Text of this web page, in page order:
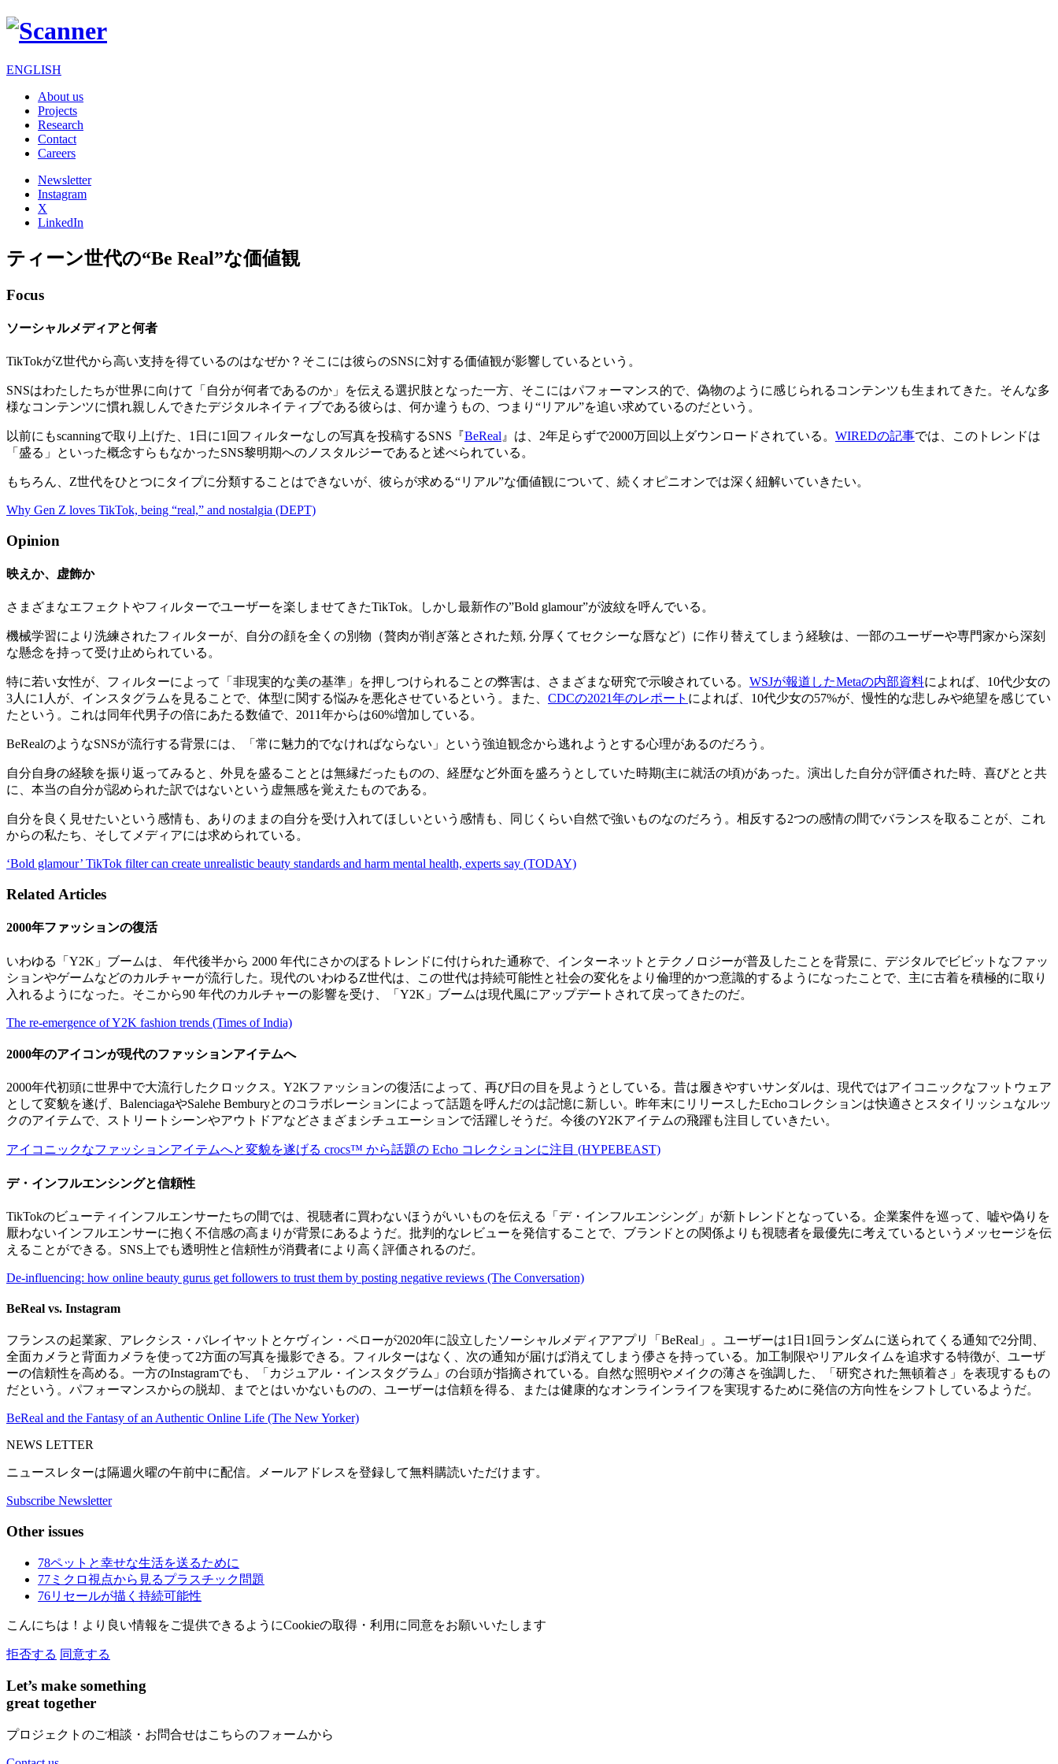
ENGLISH
About us
Projects
Research
Contact
Careers
Newsletter
Instagram
X
LinkedIn
ティーン世代の“Be Real”な価値観
Focus
ソーシャルメディアと何者
TikTokがZ世代から高い支持を得ているのはなぜか？そこには彼らのSNSに対する価値観が影響しているという。
SNSはわたしたちが世界に向けて「自分が何者であるのか」を伝える選択肢となった一方、そこにはパフォーマンス的で、偽物のように感じられるコンテンツも生まれてきた。そんな多
様なコンテンツに慣れ親しんできたデジタルネイティブである彼らは、何か違うもの、つまり“リアル”を追い求めているのだという。
以前にもscanningで取り上げた、1日に1回フィルターなしの写真を投稿するSNS『BeReal 』は、2年足らずで2000万回以上ダウンロードされている。 WIREDの記事では、このトレンドは
「盛る」といった概念すらもなかったSNS黎明期へのノスタルジーであると述べられている。
もちろん、Z世代をひとつにタイプに分類することはできないが、彼らが求める“リアル”な価値観について、続くオピニオンでは深く紐解いていきたい。
Why Gen Z loves TikTok, being “real,” and nostalgia (DEPT)
Opinion
映えか、虚飾か
さまざまなエフェクトやフィルターでユーザーを楽しませてきたTikTok。しかし最新作の”Bold glamour”が波紋を呼んでいる。
機械学習により洗練されたフィルターが、自分の顔を全くの別物（贅肉が削ぎ落とされた頬, 分厚くてセクシーな唇など）に作り替えてしまう経験は、一部のユーザーや専門家から深刻
な懸念を持って受け止められている。
特に若い女性が、フィルターによって「非現実的な美の基準」を押しつけられることの弊害は、さまざまな研究で示唆されている。 WSJが報道したMetaの内部資料によれば、10代少女の
3人に1人が、インスタグラムを見ることで、体型に関する悩みを悪化させているという。また、 CDCの2021年のレポート によれば、10代少女の57%が、慢性的な悲しみや絶望を感じてい
たという。これは同年代男子の倍にあたる数値で、2011年からは60%増加している。
BeRealのようなSNSが流行する背景には、「常に魅力的でなければならない」という強迫観念から逃れようとする心理があるのだろう。
自分自身の経験を振り返ってみると、外見を盛ることとは無縁だったものの、経歴など外面を盛ろうとしていた時期(主に就活の頃)があった。演出した自分が評価された時、喜びとと共
に、本当の自分が認められた訳ではないという虚無感を覚えたものである。
自分を良く見せたいという感情も、ありのままの自分を受け入れてほしいという感情も、同じくらい自然で強いものなのだろう。相反する2つの感情の間でバランスを取ることが、これ
からの私たち、そしてメディアには求められている。
‘Bold glamour’ TikTok filter can create unrealistic beauty standards and harm mental health, experts say (TODAY)
Related Articles
2000年ファッションの復活
いわゆる「Y2K」ブームは、 年代後半から 2000 年代にさかのぼるトレンドに付けられた通称で、インターネットとテクノロジーが普及したことを背景に、デジタルでビビットなファッ
ションやゲームなどのカルチャーが流行した。現代のいわゆるZ世代は、この世代は持続可能性と社会の変化をより倫理的かつ意識的するようになったことで、主に古着を積極的に取り
入れるようになった。そこから90 年代のカルチャーの影響を受け、「Y2K」ブームは現代風にアップデートされて戻ってきたのだ。
The re-emergence of Y2K fashion trends (Times of India)
2000年のアイコンが現代のファッションアイテムへ
2000年代初頭に世界中で大流行したクロックス。Y2Kファッションの復活によって、再び日の目を見ようとしている。昔は履きやすいサンダルは、現代ではアイコニックなフットウェア
として変貌を遂げ、BalenciagaやSalehe Bemburyとのコラボレーションによって話題を呼んだのは記憶に新しい。昨年末にリリースしたEchoコレクションは快適さとスタイリッシュなルッ
クのアイテムで、ストリートシーンやアウトドアなどさまざまシチュエーションで活躍しそうだ。今後のY2Kアイテムの飛躍も注目していきたい。
アイコニックなファッションアイテムへと変貌を遂げる crocs™ から話題の Echo コレクションに注目 (HYPEBEAST)
デ・インフルエンシングと信頼性
TikTokのビューティインフルエンサーたちの間では、視聴者に買わないほうがいいものを伝える「デ・インフルエンシング」が新トレンドとなっている。企業案件を巡って、嘘や偽りを
厭わないインフルエンサーに抱く不信感の高まりが背景にあるようだ。批判的なレビューを発信することで、ブランドとの関係よりも視聴者を最優先に考えているというメッセージを伝
えることができる。SNS上でも透明性と信頼性が消費者により高く評価されるのだ。
De-influencing: how online beauty gurus get followers to trust them by posting negative reviews (The Conversation)
BeReal vs. Instagram
フランスの起業家、アレクシス・バレイヤットとケヴィン・ペローが2020年に設立したソーシャルメディアアプリ「BeReal」。ユーザーは1日1回ランダムに送られてくる通知で2分間、
全面カメラと背面カメラを使って2方面の写真を撮影できる。フィルターはなく、次の通知が届けば消えてしまう儚さを持っている。加工制限やリアルタイムを追求する特徴が、ユーザ
ーの信頼性を高める。一方のInstagramでも、「カジュアル・インスタグラム」の台頭が指摘されている。自然な照明やメイクの薄さを強調した、「研究された無頓着さ」を表現するもの
だという。パフォーマンスからの脱却、までとはいかないものの、ユーザーは信頼を得る、または健康的なオンラインライフを実現するために発信の方向性をシフトしているようだ。
BeReal and the Fantasy of an Authentic Online Life (The New Yorker)
NEWS LETTER
ニュースレターは隔週火曜の午前中に配信。メールアドレスを登録して無料購読いただけます。
Subscribe Newsletter
Other issues
78ペットと幸せな生活を送るために
77 ミクロ視点から見るプラスチック問題
76リセールが描く持続可能性
こんにちは！より良い情報をご提供できるようにCookieの取得・利用に同意をお願いいたします
拒否する 同意する
Let’s make something
great together
プロジェクトのご相談・お問合せはこちらのフォームから